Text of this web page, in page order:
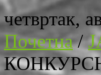
четвртак,
Почетна/